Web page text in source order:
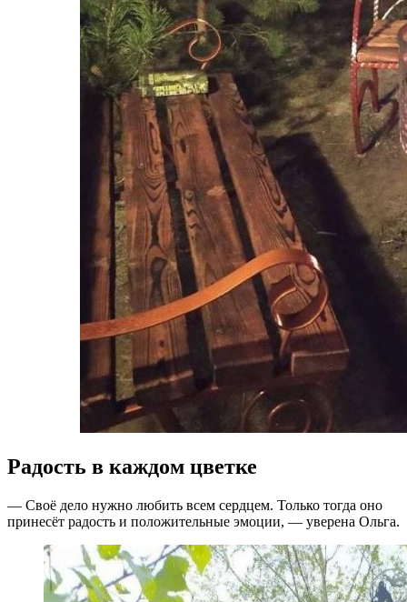
Радость в каждом цветке
— Своё дело нужно любить всем сердцем. Только тогда оно
принесёт радость и положительные эмоции, — уверена Ольга.